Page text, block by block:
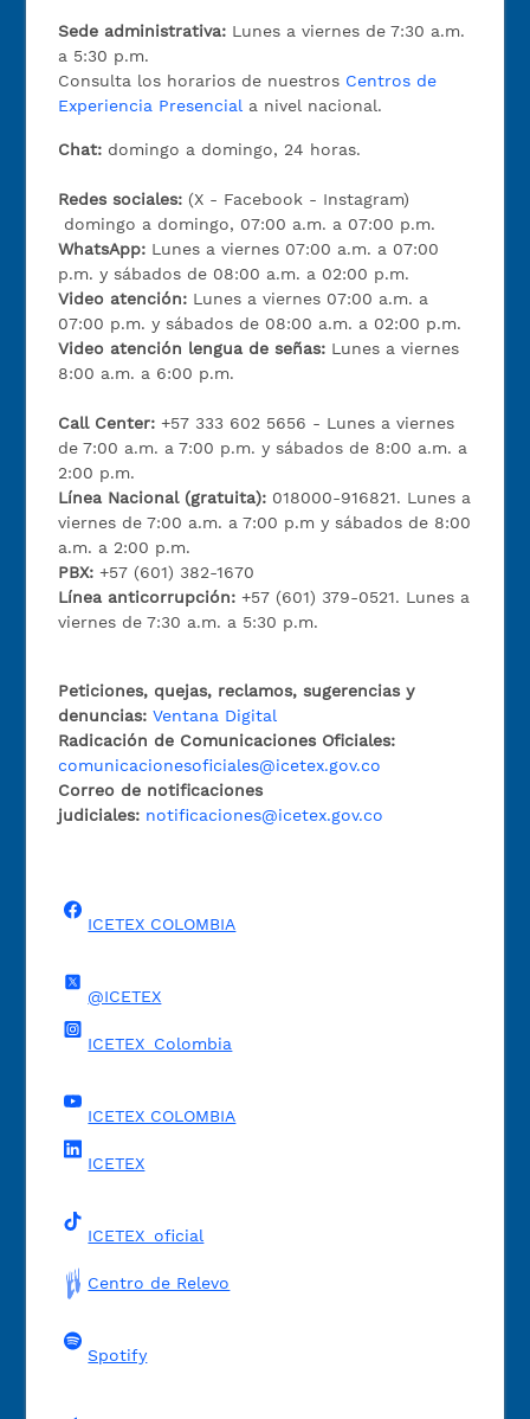
Sede administrativa: Lunes a viernes de 7:30 a.m.
a 5:30 p.m.
Consulta los horarios de nuestros Centros de
Experiencia Presencial a nivel nacional.
Chat: domingo a domingo, 24 horas.
Redes sociales: (X - Facebook - Instagram)
domingo a domingo, 07:00 a.m. a 07:00 p.m.
WhatsApp: Lunes a viernes 07:00 a.m. a 07:00
p.m. y sábados de 08:00 a.m. a 02:00 p.m.
Video atención: Lunes a viernes 07:00 a.m. a
07:00 p.m. y sábados de 08:00 a.m. a 02:00 p.m.
Video atención lengua de señas: Lunes a viernes
8:00 a.m. a 6:00 p.m.
Call Center:+57 333 602 5656 - Lunes a viernes
de 7:00 a.m. a 7:00 p.m. y sábados de 8:00 a.m. a
2:00 p.m.
Línea Nacional (gratuita): 018000-916821. Lunes a
viernes de 7:00 a.m. a 7:00 p.m y sábados de 8:00
a.m. a 2:00 p.m.
PBX:+57 (601) 382-1670
Línea anticorrupción:+57 (601) 379-0521. Lunes a
viernes de 7:30 a.m. a 5:30 p.m.
Peticiones, quejas, reclamos, sugerencias y
denuncias: Ventana Digital
Radicación de Comunicaciones Oficiales:
comunicacionesoficiales@icetex.gov.co
Correo de notificaciones
judiciales: notificaciones@icetex.gov.co
ICETEX COLOMBIA
@ICETEX
ICETEX_Colombia
ICETEX COLOMBIA
ICETEX
ICETEX_oficial
Centro de Relevo
Spotify